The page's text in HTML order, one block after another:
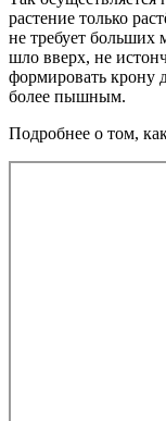
растение только
не требует
шло вверх, не
формировать крону
более пышным.
Подробнее о том,